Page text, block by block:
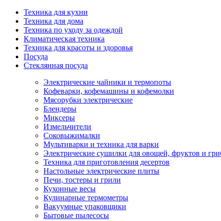
Техника для кухни
Техника для дома
Техника по уходу за одеждой
Климатическая техника
Техника для красоты и здоровья
Посуда
Стеклянная посуда
Электрические чайники и термопоты
Кофеварки, кофемашины и кофемолки
Мясорубки электрические
Блендеры
Миксеры
Измельчители
Соковыжималки
Мультиварки и техника для варки
Электрические сушилки для овощей, фруктов и
Техника для приготовления десертов
Настольные электрические плиты
Печи, тостеры и грили
Кухонные весы
Кулинарные термометры
Вакуумные упаковщики
Бытовые пылесосы